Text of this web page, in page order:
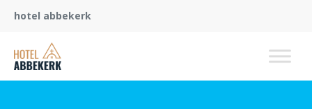
hotel abbekerk